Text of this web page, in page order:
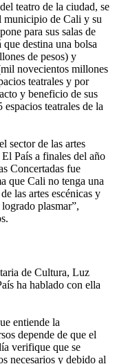
teatro de la ciudad, se
municipio de Cali y su
para sus salas de
destina una bolsa
de pesos) y
novecientos millones
teatrales y por
y beneficio de sus
teatrales de la
sector de las artes
País a finales del año
Concertadas fue
que Cali no tenga una
las artes escénicas y
plasmar”,
de Cultura, Luz
ha hablado con ella
entiende la
depende de que el
verifique que se
necesarios y debido al